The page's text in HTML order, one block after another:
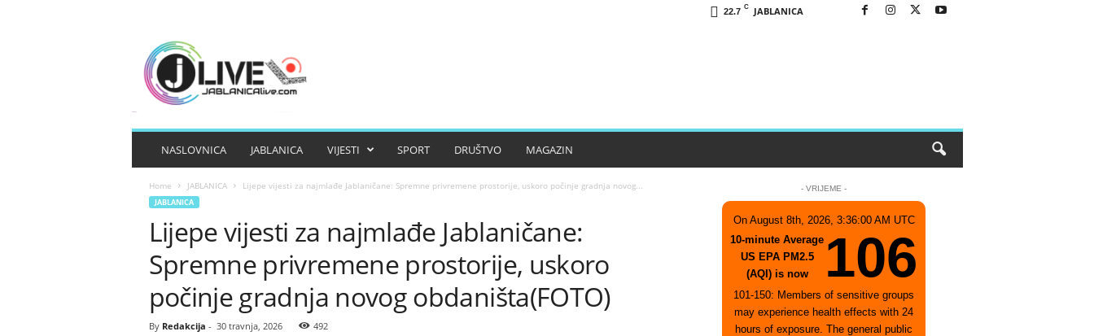
22.7 C JABLANICA
NASLOVNICA JABLANICA VIJESTI SPORT DRUŠTVO MAGAZIN
Home JABLANICA Lijepe vijesti za najmlađe Jablaničane: Spremne privremene prostorije, uskoro počinje gradnja novog...
JABLANICA
Lijepe vijesti za najmlađe Jablaničane:
Spremne privremene prostorije, uskoro
počinje gradnja novog obdaništa(FOTO)
By Redakcija - 30 travnja, 2026 492
- VRIJEME -
On August 8th, 2026, 3:36:00 AM UTC
10-minute Average
US EPA PM2.5
(AQI) is now
106
101-150: Members of sensitive groups
may experience health effects with 24
hours of exposure. The general public